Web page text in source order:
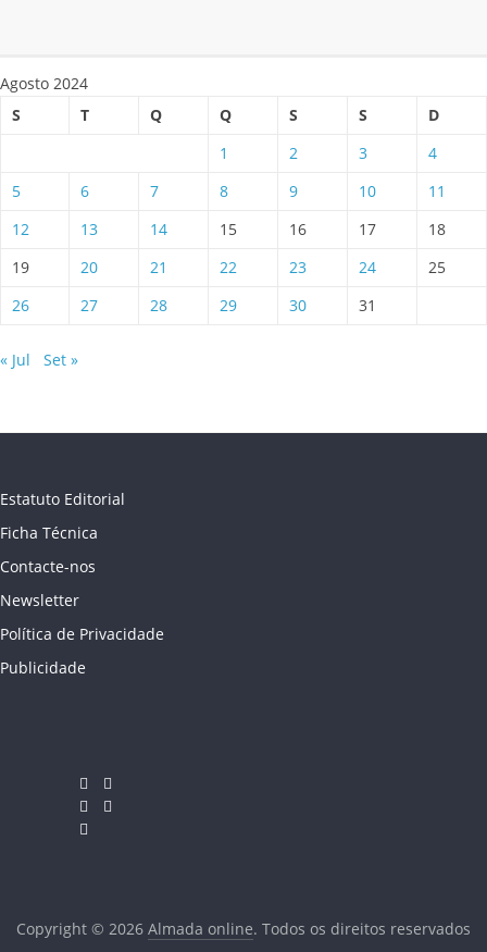
Agosto 2024
S
T Q Q S S
D
1
2 3
4
5
6 7 8 9 10
11
12
13 14 15 16 17
18
19
20 21 22 23 24
25
26
27 28 29 30 31
« Jul Set »
Estatuto Editorial
Ficha Técnica
Contacte-nos
Newsletter
Política de Privacidade
Publicidade
Copyright © 2026 Almada online. Todos os direitos reservados